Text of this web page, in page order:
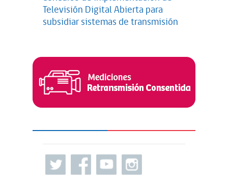
Televisión Digital Abierta para
subsidiar sistemas de transmisión